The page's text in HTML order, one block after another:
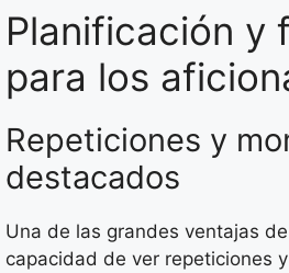
Planificación y
para los
Repeticiones y
destacados
Una de las grandes ventajas
capacidad de ver repeticiones